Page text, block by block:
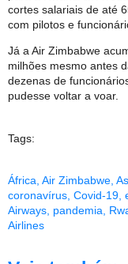
cortes salariais de até
com pilotos e
Já a Air Zimbabwe
milhões mesmo antes
dezenas de
pudesse voltar a voar.
Tags:
África Air Zimbabwe
coronavírus Covid-19
Airways pandemia
Airlines